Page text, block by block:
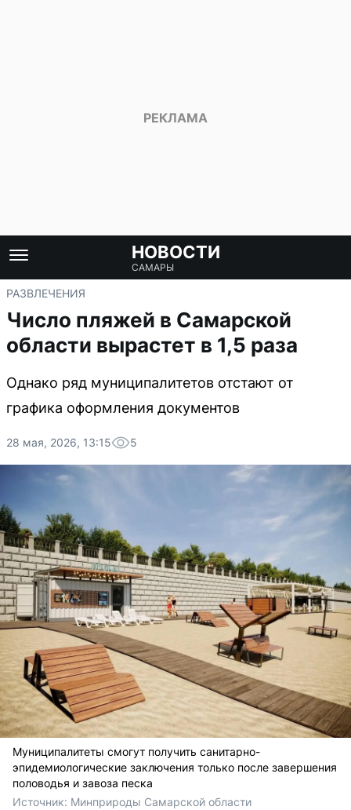
НОВОСТИ
САМАРЫ
РАЗВЛЕЧЕНИЯ
Число пляжей в Самарской
области вырастет в 1,5 раза
Однако ряд муниципалитетов отстают от
графика оформления документов
28 мая, 2026, 13:15 5
Муниципалитеты смогут получить санитарно-
эпидемиологические заключения только после завершения
половодья и завоза песка
Источник: Минприроды Самарской области